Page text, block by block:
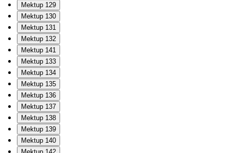
Mektup 129
Mektup 130
Mektup 131
Mektup 132
Mektup 141
Mektup 133
Mektup 134
Mektup 135
Mektup 136
Mektup 137
Mektup 138
Mektup 139
Mektup 140